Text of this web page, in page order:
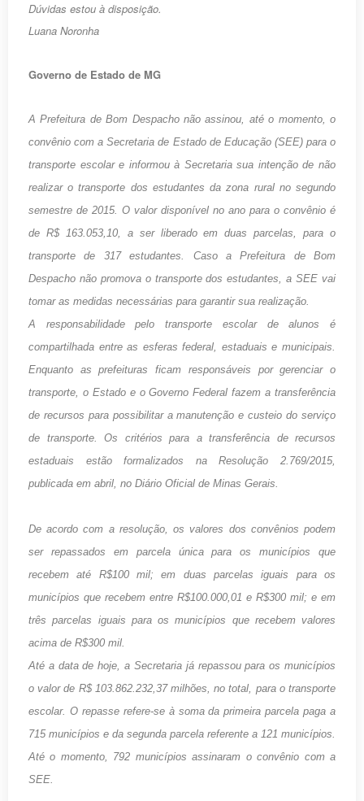
Dúvidas estou à disposição.
Luana Noronha
Governo de Estado de MG
A Prefeitura de Bom Despacho não assinou, até o momento, o
convênio com a Secretaria de Estado de Educação (SEE) para o
transporte escolar e informou à Secretaria sua intenção de não
realizar o transporte dos estudantes da zona rural no segundo
semestre de 2015. O valor disponível no ano para o convênio é
de R$ 163.053,10, a ser liberado em duas parcelas, para o
transporte de 317 estudantes. Caso a Prefeitura de Bom
Despacho não promova o transporte dos estudantes, a SEE vai
tomar as medidas necessárias para garantir sua realização.
A responsabilidade pelo transporte escolar de alunos é
compartilhada entre as esferas federal, estaduais e municipais.
Enquanto as prefeituras ficam responsáveis por gerenciar o
transporte, o Estado e o Governo Federal fazem a transferência
de recursos para possibilitar a manutenção e custeio do serviço
de transporte. Os critérios para a transferência de recursos
estaduais estão formalizados na Resolução 2.769/2015,
publicada em abril, no Diário Oficial de Minas Gerais.
De acordo com a resolução, os valores dos convênios podem
ser repassados em parcela única para os municípios que
recebem até R$100 mil; em duas parcelas iguais para os
municípios que recebem entre R$100.000,01 e R$300 mil; e em
três parcelas iguais para os municípios que recebem valores
acima de R$300 mil.
Até a data de hoje, a Secretaria já repassou para os municípios
o valor de R$ 103.862.232,37 milhões, no total, para o transporte
escolar. O repasse refere-se à soma da primeira parcela paga a
715 municípios e da segunda parcela referente a 121 municípios.
Até o momento, 792 municípios assinaram o convênio com a
SEE.